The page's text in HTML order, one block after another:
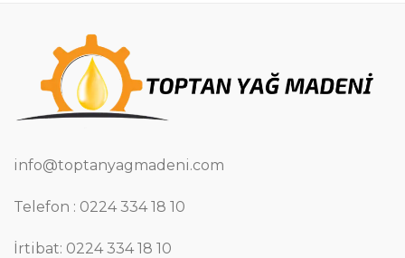
info@toptanyagmadeni.com
Telefon : 0224 334 18 10
İrtibat: 0224 334 18 10